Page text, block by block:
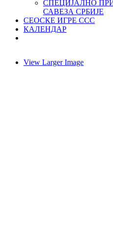
СПЕЦИЈАЛНО
САВЕЗА СРБИЈЕ
СЕОСКЕ ИГРЕ ССС
КАЛЕНДАР
View Larger Image